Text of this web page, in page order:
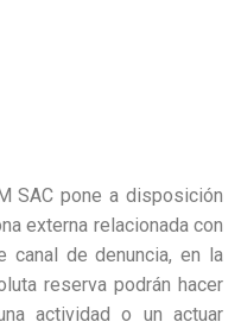
SAC pone a disposición
externa relacionada con
canal de denuncia, en la
reserva podrán hacer
actividad o un actuar